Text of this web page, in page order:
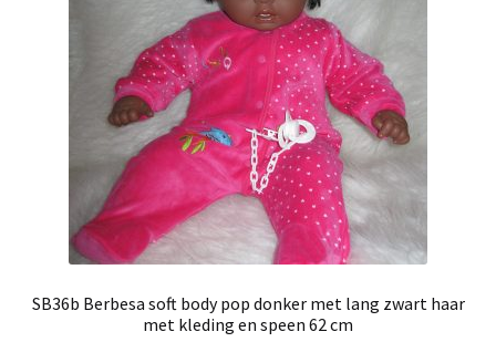
SB36b Berbesa soft body pop donker met lang zwart haar
met kleding en speen 62 cm